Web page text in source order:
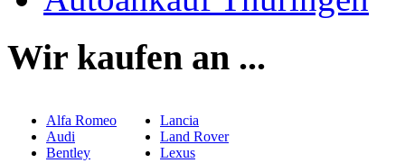
Wir kaufen an ...
Alfa Romeo
Audi
Bentley
Lancia
Land Rover
Lexus